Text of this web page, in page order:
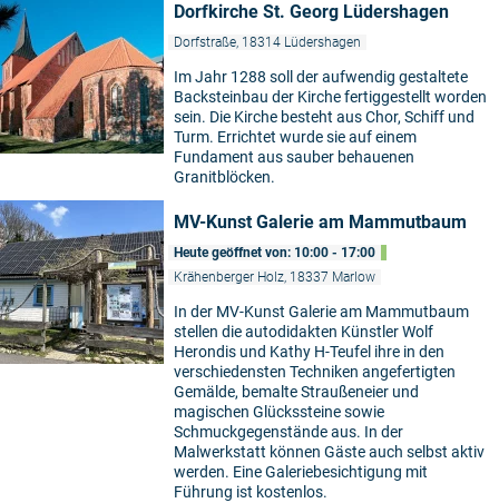
Dorfkirche St. Georg Lüdershagen
Dorfstraße, 18314 Lüdershagen
Im Jahr 1288 soll der aufwendig gestaltete
Backsteinbau der Kirche fertiggestellt worden
sein. Die Kirche besteht aus Chor, Schiff und
Turm. Errichtet wurde sie auf einem
Fundament aus sauber behauenen
Granitblöcken.
MV-Kunst Galerie am Mammutbaum
Heute geöffnet von: 10:00 - 17:00
Krähenberger Holz, 18337 Marlow
In der MV-Kunst Galerie am Mammutbaum
stellen die autodidakten Künstler Wolf
Herondis und Kathy H-Teufel ihre in den
verschiedensten Techniken angefertigten
Gemälde, bemalte Straußeneier und
magischen Glückssteine sowie
Schmuckgegenstände aus. In der
Malwerkstatt können Gäste auch selbst aktiv
werden. Eine Galeriebesichtigung mit
Führung ist kostenlos.